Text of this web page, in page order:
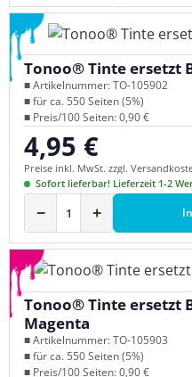
Tonoo® Tinte ersetzt
■ Artikelnummer: TO-105902
■ für ca. 550 Seiten (5%)
■ Preis/100 Seiten: 0,90 €
Regulärer Preis:
4,95 €
Preise inkl. MwSt. zzgl.
Sofort lieferbar! Lieferzeit 1-2
− +
Tonoo® Tinte ersetzt
Magenta
■ Artikelnummer: TO-105903
■ für ca. 550 Seiten (5%)
■ Preis/100 Seiten: 0,90 €